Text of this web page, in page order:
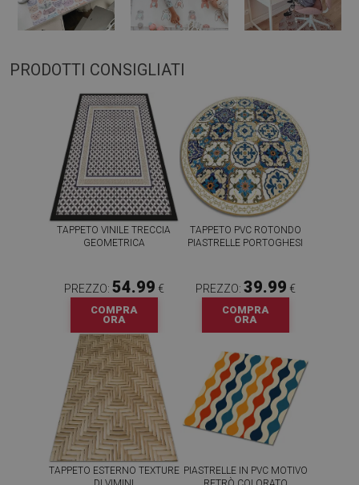
PRODOTTI CONSIGLIATI
TAPPETO VINILE TRECCIA
GEOMETRICA
PREZZO: 54.99 €
COMPRA
ORA
TAPPETO PVC ROTONDO
PIASTRELLE PORTOGHESI
PREZZO: 39.99 €
COMPRA
ORA
TAPPETO ESTERNO TEXTURE PIASTRELLE IN PVC MOTIVO